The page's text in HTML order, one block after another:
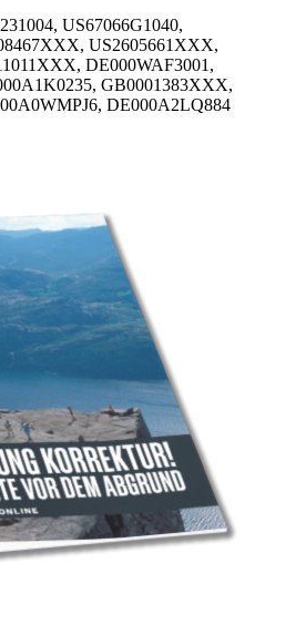
US67066G1040,
US2605661XXX,
DE000WAF3001,
GB0001383XXX,
DE000A2LQ884